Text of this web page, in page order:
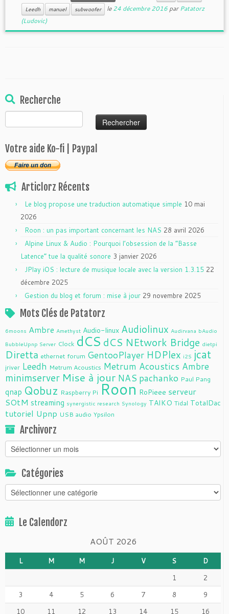
Leedh
manuel subwoofer le24 décembre 2016 parPatatorz
(Ludovic)
Recherche
Votre aide Ko-fi | Paypal
Articlorz Récents
Le blog propose une traduction automatique simple 10 mai
2026
Roon : un pas important concernant les NAS 28 avril 2026
Alpine Linux & Audio : Pourquoi l’obsession de la “Basse
Latence” tue la qualité sonore 3 janvier 2026
JPlay iOS : lecture de musique locale avec la version 1.3.15 22
décembre 2025
Gestion du blog et forum : mise à jour 29 novembre 2025
Mots Clés de Patatorz
6moons Ambre Amethyst Audio-linux Audiolinux Audirvana bAudio
BubbleUpnp Server Clock dCS dCS NEtwork Bridge dietpi
Diretta ethernet forum GentooPlayer HDPlex i2S jcat
jriver Leedh Metrum Acoustics Metrum Acoustics Ambre
minimserver Mise à jour NAS pachanko Paul Pang
qnap Qobuz Raspberry Pi Roon RoPieee serveur
SOtM streaming synergistic research Synology TAIKO Tidal TotalDac
tutoriel Upnp USB audio Ypsilon
Archivorz
Archivorz
Catégories
Catégories
Le Calendorz
AOÛT 2026
L M M J V S
D
1
2
3
4 5 6 7 8
9
10
11 12 13 14 15 16